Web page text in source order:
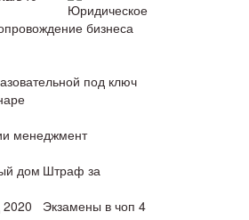
Юридическое
бизнеса
под ключ
менеджмент
Штраф за
Экзамены в чоп 4